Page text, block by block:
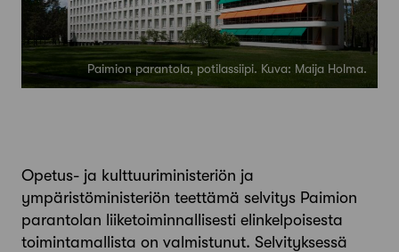
Paimion parantola, potilassiipi. Kuva: Maija Holma.
Opetus- ja kulttuuriministeriön ja
ympäristöministeriön teettämä selvitys Paimion
parantolan liiketoiminnallisesti elinkelpoisesta
toimintamallista on valmistunut. Selvityksessä